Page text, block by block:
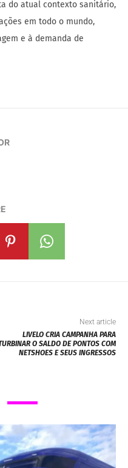
do atual contexto sanitário,
em todo o mundo,
e à demanda de
Next article
LIVELO CRIA CAMPANHA PARA
O SALDO DE PONTOS COM
NETSHOES E SEUS INGRESSOS